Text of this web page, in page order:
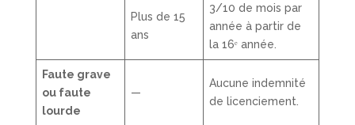
Plus de 15
ans
3/10 de mois par
année à partir de
la 16ᵉ année.
Faute grave
ou faute
lourde
—
Aucune indemnité
de licenciement.